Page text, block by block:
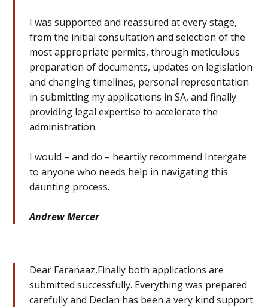
I was supported and reassured at every stage,
from the initial consultation and selection of the
most appropriate permits, through meticulous
preparation of documents, updates on legislation
and changing timelines, personal representation
in submitting my applications in SA, and finally
providing legal expertise to accelerate the
administration.
I would – and do – heartily recommend Intergate
to anyone who needs help in navigating this
daunting process.
Andrew Mercer
Dear Faranaaz,Finally both applications are
submitted successfully. Everything was prepared
carefully and Declan has been a very kind support